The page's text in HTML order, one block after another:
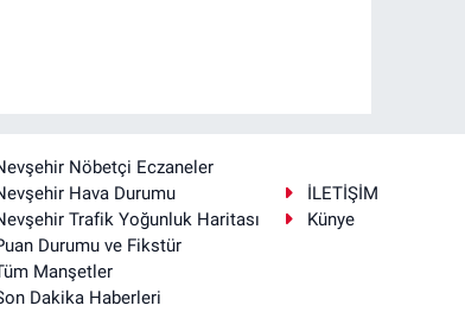
Nöbetçi Eczaneler
Hava Durumu
Trafik Yoğunluk Haritası
Durumu ve Fikstür
Manşetler
Dakika Haberleri
İLETİŞİM
Künye